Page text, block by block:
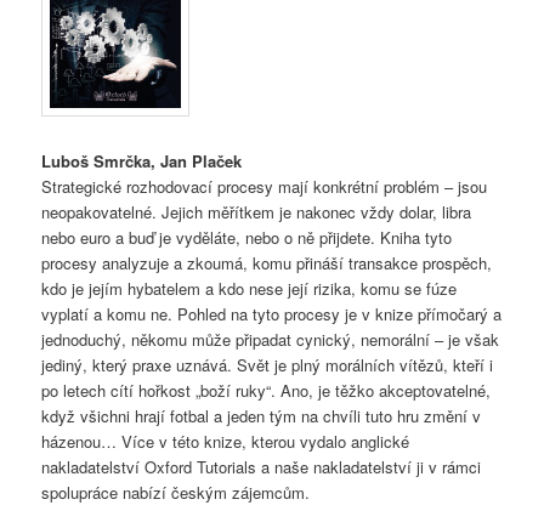
Luboš Smrčka, Jan Plaček
Strategické rozhodovací procesy mají konkrétní problém – jsou
neopakovatelné. Jejich měřítkem je nakonec vždy dolar, libra
nebo euro a buď je vyděláte, nebo o ně přijdete. Kniha tyto
procesy analyzuje a zkoumá, komu přináší transakce prospěch,
kdo je jejím hybatelem a kdo nese její rizika, komu se fúze
vyplatí a komu ne. Pohled na tyto procesy je v knize přímočarý a
jednoduchý, někomu může připadat cynický, nemorální – je však
jediný, který praxe uznává. Svět je plný morálních vítězů, kteří i
po letech cítí hořkost „boží ruky“. Ano, je těžko akceptovatelné,
když všichni hrají fotbal a jeden tým na chvíli tuto hru změní v
házenou… Více v této knize, kterou vydalo anglické
nakladatelství Oxford Tutorials a naše nakladatelství ji v rámci
spolupráce nabízí českým zájemcům.